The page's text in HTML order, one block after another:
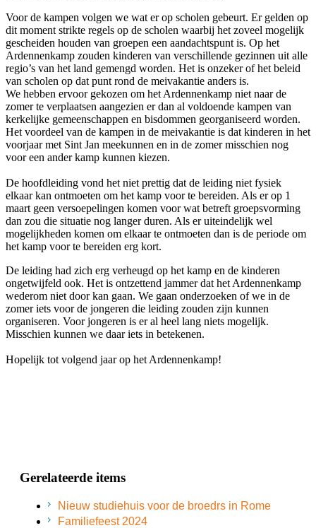
Voor de kampen volgen we wat er op scholen gebeurt. Er gelden op
dit moment strikte regels op de scholen waarbij het zoveel mogelijk
gescheiden houden van groepen een aandachtspunt is. Op het
Ardennenkamp zouden kinderen van verschillende gezinnen uit alle
regio’s van het land gemengd worden. Het is onzeker of het beleid
van scholen op dat punt rond de meivakantie anders is.
We hebben ervoor gekozen om het Ardennenkamp niet naar de
zomer te verplaatsen aangezien er dan al voldoende kampen van
kerkelijke gemeenschappen en bisdommen georganiseerd worden.
Het voordeel van de kampen in de meivakantie is dat kinderen in het
voorjaar met Sint Jan meekunnen en in de zomer misschien nog
voor een ander kamp kunnen kiezen.
De hoofdleiding vond het niet prettig dat de leiding niet fysiek
elkaar kan ontmoeten om het kamp voor te bereiden. Als er op 1
maart geen versoepelingen komen voor wat betreft groepsvorming
dan zou die situatie nog langer duren. Als er uiteindelijk wel
mogelijkheden komen om elkaar te ontmoeten dan is de periode om
het kamp voor te bereiden erg kort.
De leiding had zich erg verheugd op het kamp en de kinderen
ongetwijfeld ook. Het is ontzettend jammer dat het Ardennenkamp
wederom niet door kan gaan. We gaan onderzoeken of we in de
zomer iets voor de jongeren die leiding zouden zijn kunnen
organiseren. Voor jongeren is er al heel lang niets mogelijk.
Misschien kunnen we daar iets in betekenen.
Hopelijk tot volgend jaar op het Ardennenkamp!
Gerelateerde items
Nieuw studiehuis voor de broedrs in Rome
Familiefeest 2024